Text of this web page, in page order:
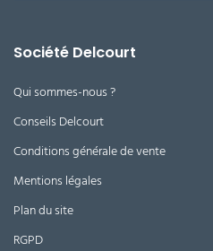
Société Delcourt
Qui sommes-nous ?
Conseils Delcourt
Conditions générale de vente
Mentions légales
Plan du site
RGPD